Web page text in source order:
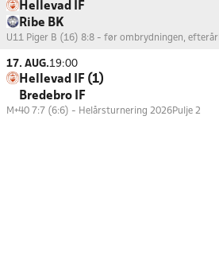
Hellevad IF
Ribe BK
U11 Piger B (16) 8:8 - før ombrydningen, efterår
17. AUG.19:00
Hellevad IF (1)
Bredebro IF
M+40 7:7 (6:6) - Helårsturnering 2026Pulje 2